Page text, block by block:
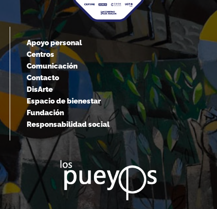
Apoyo personal
Centros
Comunicación
Contacto
DisArte
Espacio de bienestar
Fundación
Responsabilidad social